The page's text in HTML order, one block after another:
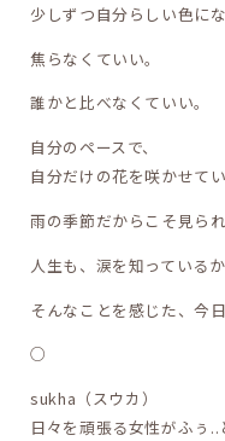
少しずつ自分らしい色に
焦らなくていい。
誰かと比べなくていい。
自分のペースで、
自分だけの花を咲かせてい
雨の季節だからこそ見ら
人生も、涙を知っている
そんなことを感じた、今
○
sukha（スウカ）
日々を頑張る女性がふぅ..